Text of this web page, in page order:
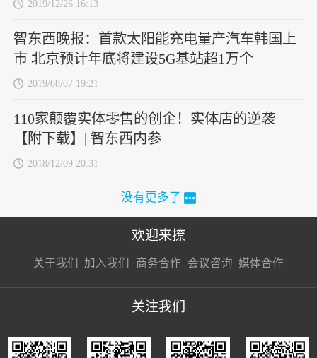
2019/12/26 16:13
智东西晚报：首款太阳能充电量产汽车韩国上
市 北京预计年底将建设5G基站超1万个
2019/08/07 19:21
110家颠覆实体零售的创企！实体店的逆袭
【附下载】| 智东西内参
2018/12/09 20:31
没有更多了
欢迎来撩
关于我们 加入我们
接扔简历
商务合作
接开聊
会议咨询 媒体合作
接开聊
关注我们